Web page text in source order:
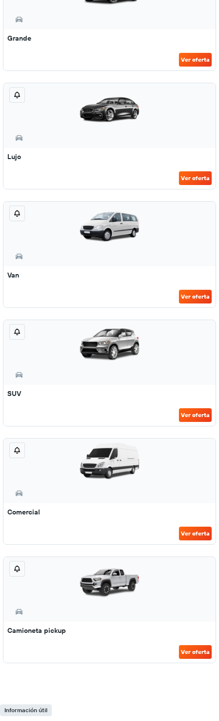
Grande
Ver oferta
Lujo
Ver oferta
Van
Ver oferta
SUV
Ver oferta
Comercial
Ver oferta
Camioneta pickup
Ver oferta
Información útil